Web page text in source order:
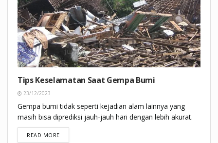
Tips Keselamatan Saat Gempa Bumi
23/12/2023
Gempa bumi tidak seperti kejadian alam lainnya yang
masih bisa diprediksi jauh-jauh hari dengan lebih akurat.
READ MOREDETAILS